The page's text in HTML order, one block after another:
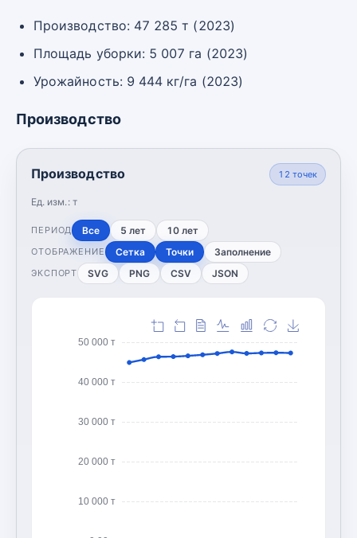
Производство: 47 285 т (2023)
Площадь уборки: 5 007 га (2023)
Урожайность: 9 444 кг/га (2023)
Производство
Производство
Ед. изм.: т
12 точек
ПЕРИОД Все 5 лет 10 лет
ОТОБРАЖЕНИЕ Сетка Точки Заполнение
ЭКСПОРТ SVG PNG CSV JSON
10 000 т
20 000 т
30 000 т
40 000 т
50 000 т